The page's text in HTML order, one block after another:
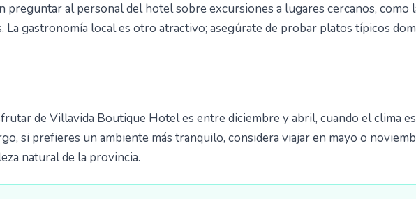
preguntar al personal del hotel sobre excursiones a lugares cercanos, como
La gastronomía local es otro atractivo; asegúrate de probar platos típicos
de Villavida Boutique Hotel es entre diciembre y abril, cuando el clima
si prefieres un ambiente más tranquilo, considera viajar en mayo o
natural de la provincia.